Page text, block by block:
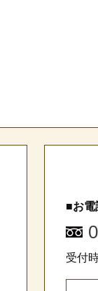
■お電
受付